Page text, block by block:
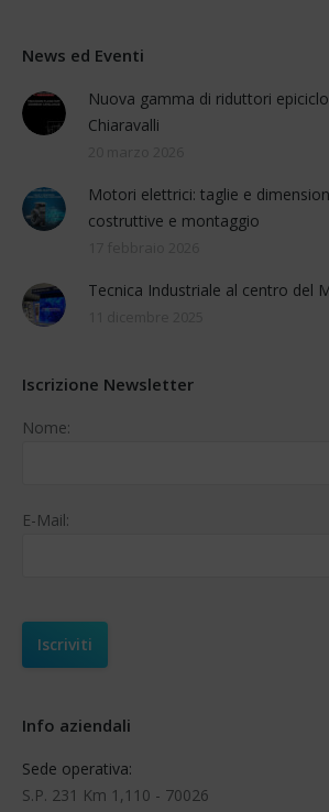
News ed Eventi
Nuova gamma di riduttori
Chiaravalli
Motori elettrici: taglie e
costruttive e montaggio
Tecnica Industriale al centro del
Iscrizione Newsletter
Nome:
E-Mail:
Info aziendali
Sede operativa:
S.P. 231 Km 1,110 - 70026